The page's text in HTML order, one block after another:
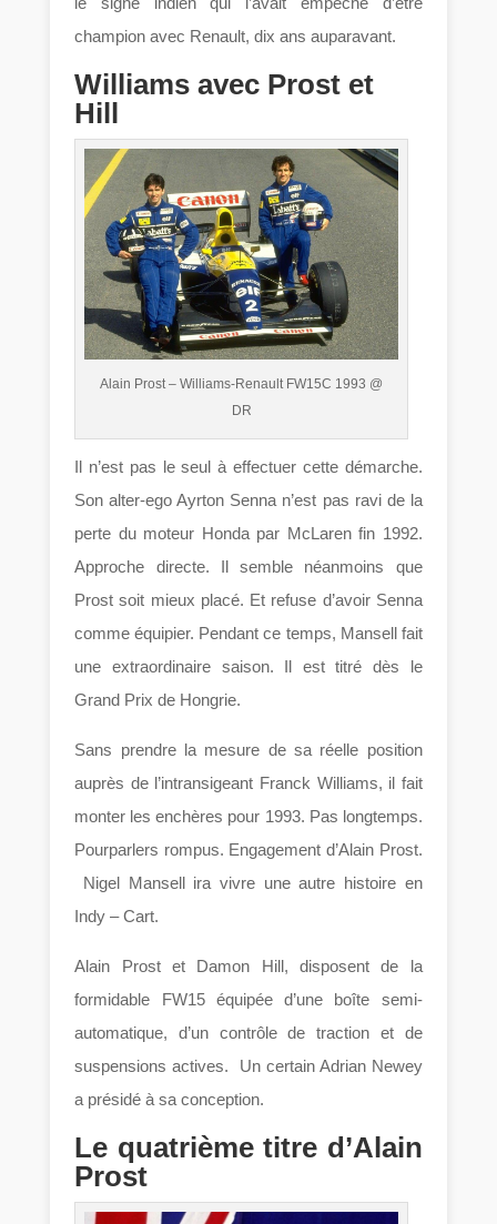
champion avec Renault, dix ans auparavant.
Williams avec Prost et
Hill
Alain Prost – Williams-Renault FW15C 1993 @
DR
Il n’est pas le seul à effectuer cette démarche.
Son alter-ego Ayrton Senna n’est pas ravi de la
perte du moteur Honda par McLaren fin 1992.
Approche directe. Il semble néanmoins que
Prost soit mieux placé. Et refuse d’avoir Senna
comme équipier. Pendant ce temps, Mansell fait
une extraordinaire saison. Il est titré dès le
Grand Prix de Hongrie.
Sans prendre la mesure de sa réelle position
auprès de l’intransigeant Franck Williams, il fait
monter les enchères pour 1993. Pas longtemps.
Pourparlers rompus. Engagement d’Alain Prost.
Nigel Mansell ira vivre une autre histoire en
Indy – Cart.
Alain Prost et Damon Hill, disposent de la
formidable FW15 équipée d’une boîte semi-
automatique, d’un contrôle de traction et de
suspensions actives. Un certain Adrian Newey
a présidé à sa conception.
Le quatrième titre d’Alain
Prost